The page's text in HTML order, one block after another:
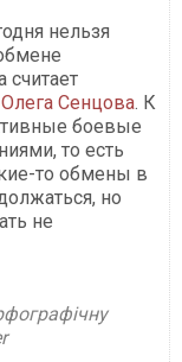
нельзя
считает
Олега Сенцова. К
боевые
то есть
то обмены в
но
не